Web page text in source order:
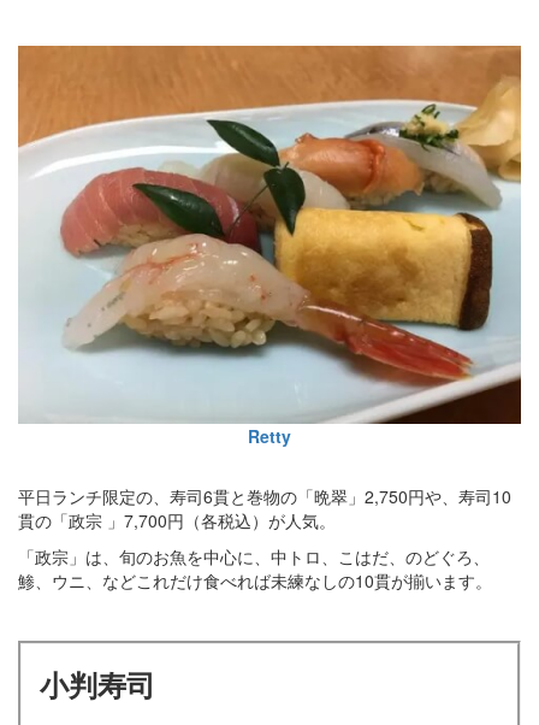
Retty
平日ランチ限定の、寿司6貫と巻物の「晩翠」2,750円や、寿司10
貫の「政宗 」7,700円（各税込）が人気。
「政宗」は、旬のお魚を中心に、中トロ、こはだ、のどぐろ、
鯵、ウニ、などこれだけ食べれば未練なしの10貫が揃います。
小判寿司